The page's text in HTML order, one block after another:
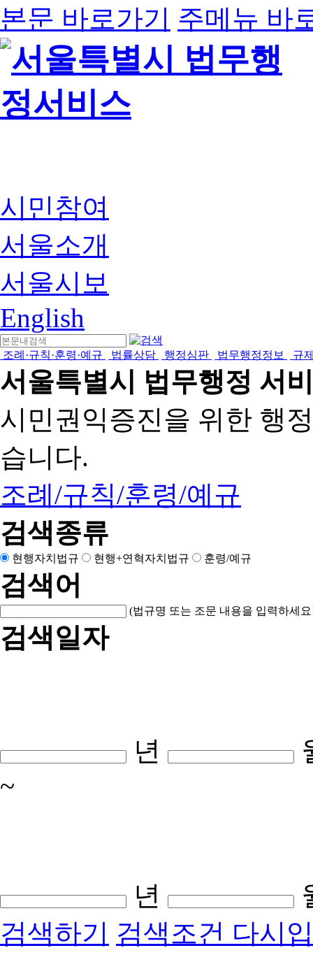
본문 바로가기 주메뉴 바
시민참여
서울소개
서울시보
English
조례·규칙·훈령·예규 법률상담 행정심판 법무행정정보 규
서울특별시 법무행정 서
시민권익증진을 위한 행
습니다.
조례/규칙/훈령/예규
검색종류
현행자치법규 현행+연혁자치법규 훈령/예규
검색어
(법규명 또는 조문 내용을 입력하세
검색일자
년
~
년
검색하기 검색조건 다시